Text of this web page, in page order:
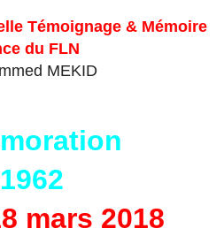
Témoignage & Mémoire
du FLN
MEKID
mars 2018